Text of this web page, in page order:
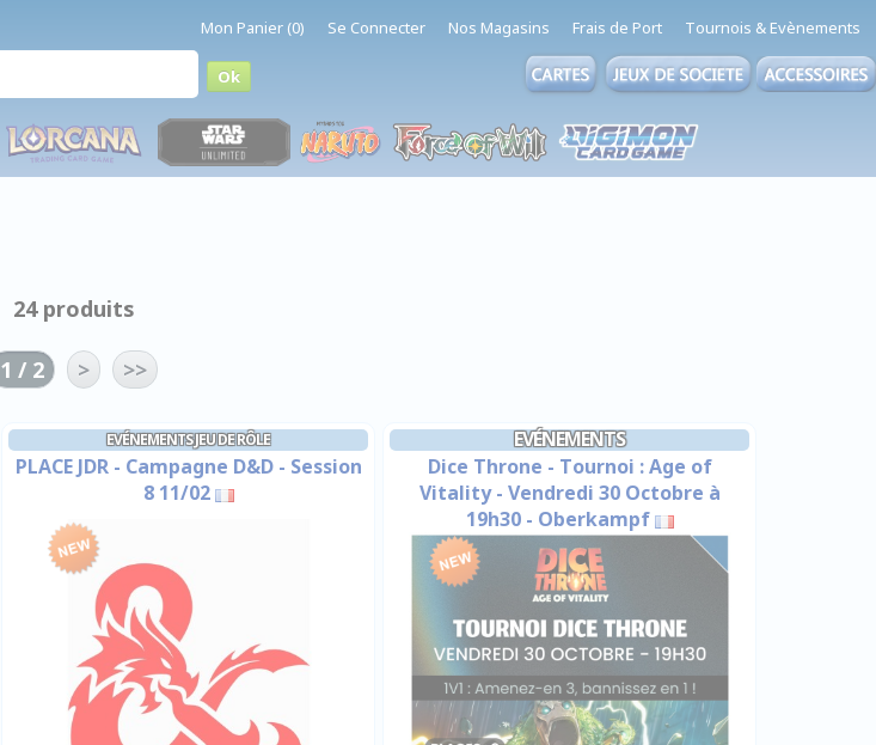
Mon Panier (0) Se Connecter Nos Magasins Frais de Port Tournois & Evènements
24 produits
1 / 2 > >>
EVÉNEMENTS JEU DE RÔLE
PLACE JDR - Campagne D&D - Session
8 11/02
EVÉNEMENTS
Dice Throne - Tournoi : Age of
Vitality - Vendredi 30 Octobre à
19h30 - Oberkampf